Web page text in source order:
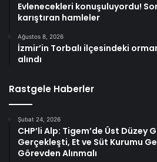
Evlenecekleri konuşuluyordu!
karıştıran hamleler
Ağustos 8, 2026
İzmir’in Torbalı ilçesindeki
alındı
Rastgele Haberler
Şubat 24, 2026
CHP’li Alp: Tigem’de Üst Düzey
Gerçekleşti, Et ve Süt Kurumu
Görevden Alınmalı